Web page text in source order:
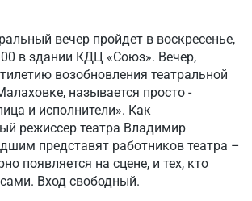
вечер пройдет в воскресенье,
в здании КДЦ «Союз». Вечер,
возобновления театральной
называется просто -
и исполнители». Как
режиссер театра Владимир
представят работников театра –
появляется на сцене, и тех, кто
Вход свободный.